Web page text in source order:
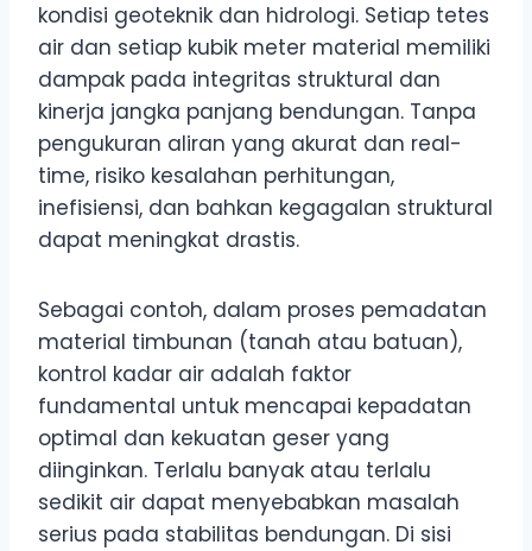
kondisi geoteknik dan hidrologi. Setiap tetes
air dan setiap kubik meter material memiliki
dampak pada integritas struktural dan
kinerja jangka panjang bendungan. Tanpa
pengukuran aliran yang akurat dan real-
time, risiko kesalahan perhitungan,
inefisiensi, dan bahkan kegagalan struktural
dapat meningkat drastis.
Sebagai contoh, dalam proses pemadatan
material timbunan (tanah atau batuan),
kontrol kadar air adalah faktor
fundamental untuk mencapai kepadatan
optimal dan kekuatan geser yang
diinginkan. Terlalu banyak atau terlalu
sedikit air dapat menyebabkan masalah
serius pada stabilitas bendungan. Di sisi